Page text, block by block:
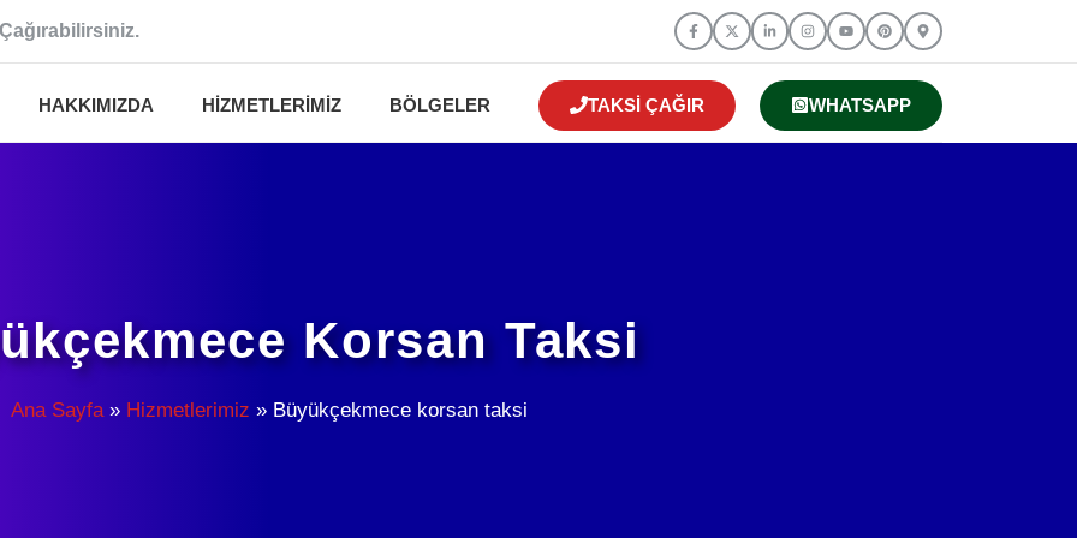
HAKKIMIZDA HIZMETLERIMIZ BÖLGELER TAKSI ÇAĞIR WHATSAPP
Korsan Taksi
Ana Sayfa» Hizmetlerimiz » Büyükçekmece korsan taksi